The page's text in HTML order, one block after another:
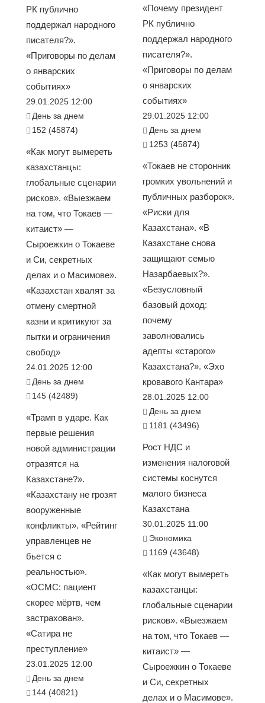
РК публично
поддержал народного
писателя?».
«Приговоры по делам
о январских
событиях»
29.01.2025 12:00
День за днем
152 (45874)
«Как могут вымереть
казахстанцы:
глобальные сценарии
рисков». «Выезжаем
на том, что Токаев —
китаист» —
Сыроежкин о Токаеве
и Си, секретных
делах и о Масимове».
«Казахстан хвалят за
отмену смертной
казни и критикуют за
пытки и ограничения
свобод»
24.01.2025 12:00
День за днем
145 (42489)
«Трамп в ударе. Как
первые решения
новой администрации
отразятся на
Казахстане?».
«Казахстану не грозят
вооруженные
конфликты». «Рейтинг
управленцев не
бьется с
реальностью».
«ОСМС: пациент
скорее мёртв, чем
застрахован».
«Сатира не
преступление»
23.01.2025 12:00
День за днем
144 (40821)
«Почему президент
РК публично
поддержал народного
писателя?».
«Приговоры по делам
о январских
событиях»
29.01.2025 12:00
День за днем
1253 (45874)
«Токаев не сторонник
громких увольнений и
публичных разборок».
«Риски для
Казахстана». «В
Казахстане снова
защищают семью
Назарбаевых?».
«Безусловный
базовый доход:
почему
заволновались
адепты «старого»
Казахстана?». «Эхо
кровавого Кантара»
28.01.2025 12:00
День за днем
1181 (43496)
Рост НДС и
изменения налоговой
системы коснутся
малого бизнеса
Казахстана
30.01.2025 11:00
Экономика
1169 (43648)
«Как могут вымереть
казахстанцы:
глобальные сценарии
рисков». «Выезжаем
на том, что Токаев —
китаист» —
Сыроежкин о Токаеве
и Си, секретных
делах и о Масимове».